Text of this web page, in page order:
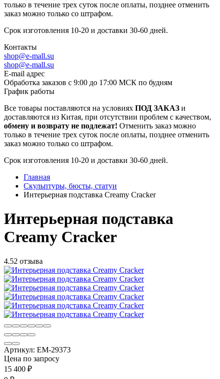
только в течение трех суток после оплаты, позднее отменить
заказ можно только со штрафом.
Срок изготовления 10-20 и доставки 30-60 дней.
Контакты
shop@e-mall.su
shop@e-mall.su
E-mail адрес
Обработка заказов с 9:00 до 17:00 МСК по будням
График работы
Все товары поставляются на условиях ПОД ЗАКАЗ и
доставляются из Китая, при отсутствии проблем с качеством,
обмену и возврату не подлежат! Отменить заказ можно
только в течение трех суток после оплаты, позднее отменить
заказ можно только со штрафом.
Срок изготовления 10-20 и доставки 30-60 дней.
Главная
Скульптуры, бюсты, статуи
Интерьерная подставка Creamy Cracker
Интерьерная подставка
Creamy Cracker
4.52 отзыва
Артикул: EM-29373
Цена по запросу
15 400 ₽